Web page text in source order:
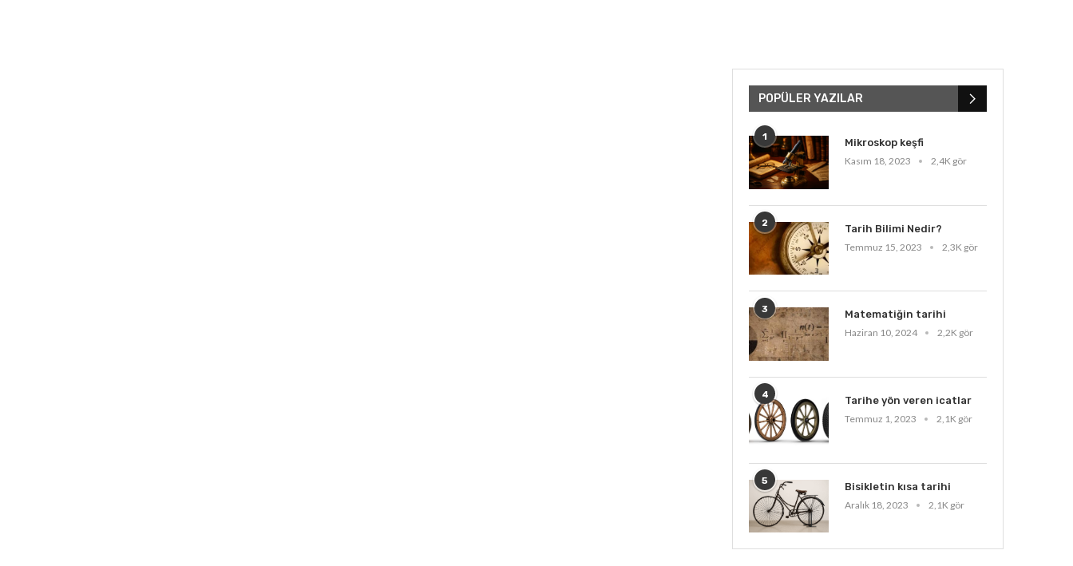
POPÜLER YAZILAR
1
Mikroskop keşfi
Kasım 18, 2023
2,4K gör
2
Tarih Bilimi Nedir?
Temmuz 15, 2023
2,3K gör
3
Matematiğin tarihi
Haziran 10, 2024
2,2K gör
4
Tarihe yön veren icatlar
Temmuz 1, 2023
2,1K gör
5
Bisikletin kısa tarihi
Aralık 18, 2023
2,1K gör